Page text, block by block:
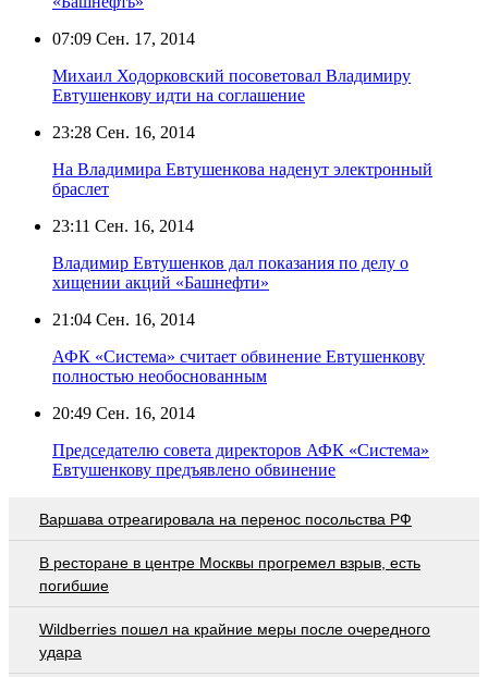
07:09 Сен. 17, 2014
Михаил Ходорковский посоветовал Владимиру
Евтушенкову идти на соглашение
23:28 Сен. 16, 2014
На Владимира Евтушенкова наденут электронный
браслет
23:11 Сен. 16, 2014
Владимир Евтушенков дал показания по делу о
хищении акций «Башнефти»
21:04 Сен. 16, 2014
АФК «Система» считает обвинение Евтушенкову
полностью необоснованным
20:49 Сен. 16, 2014
Председателю совета директоров АФК «Система»
Евтушенкову предъявлено обвинение
Варшава отреагировала на перенос посольства РФ
В ресторане в центре Москвы прогремел взрыв, есть
погибшие
Wildberries пошел на крайние меры после очередного
удара